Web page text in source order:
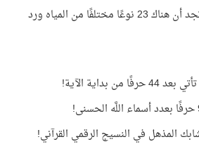
إذا تتبَّعت موضوع المياه تجد أن هناك 23 نوعًا مختلفًا من المياه ورد
بداية الآية!
المذهل في النسيج الرقمي القرآني!